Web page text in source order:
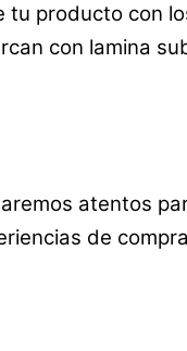
tu producto con
con lamina
atentos
de